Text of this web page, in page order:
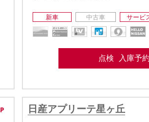
新車 中古車 サービ
点検 入庫予約
日産アプリーテ星ヶ丘